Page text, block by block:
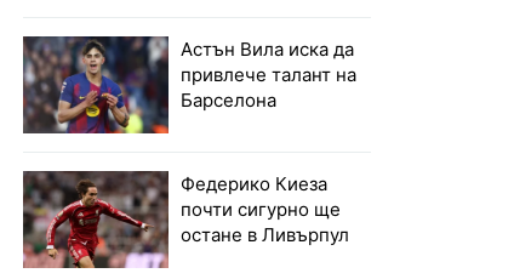
Астън Вила иска да
привлече талант на
Барселона
Федерико Киеза
почти сигурно ще
остане в Ливърпул